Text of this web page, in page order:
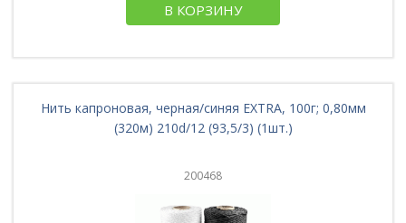
В КОРЗИНУ
Нить капроновая, черная/синяя EXTRA, 100г; 0,80мм
(320м) 210d/12 (93,5/3) (1шт.)
200468